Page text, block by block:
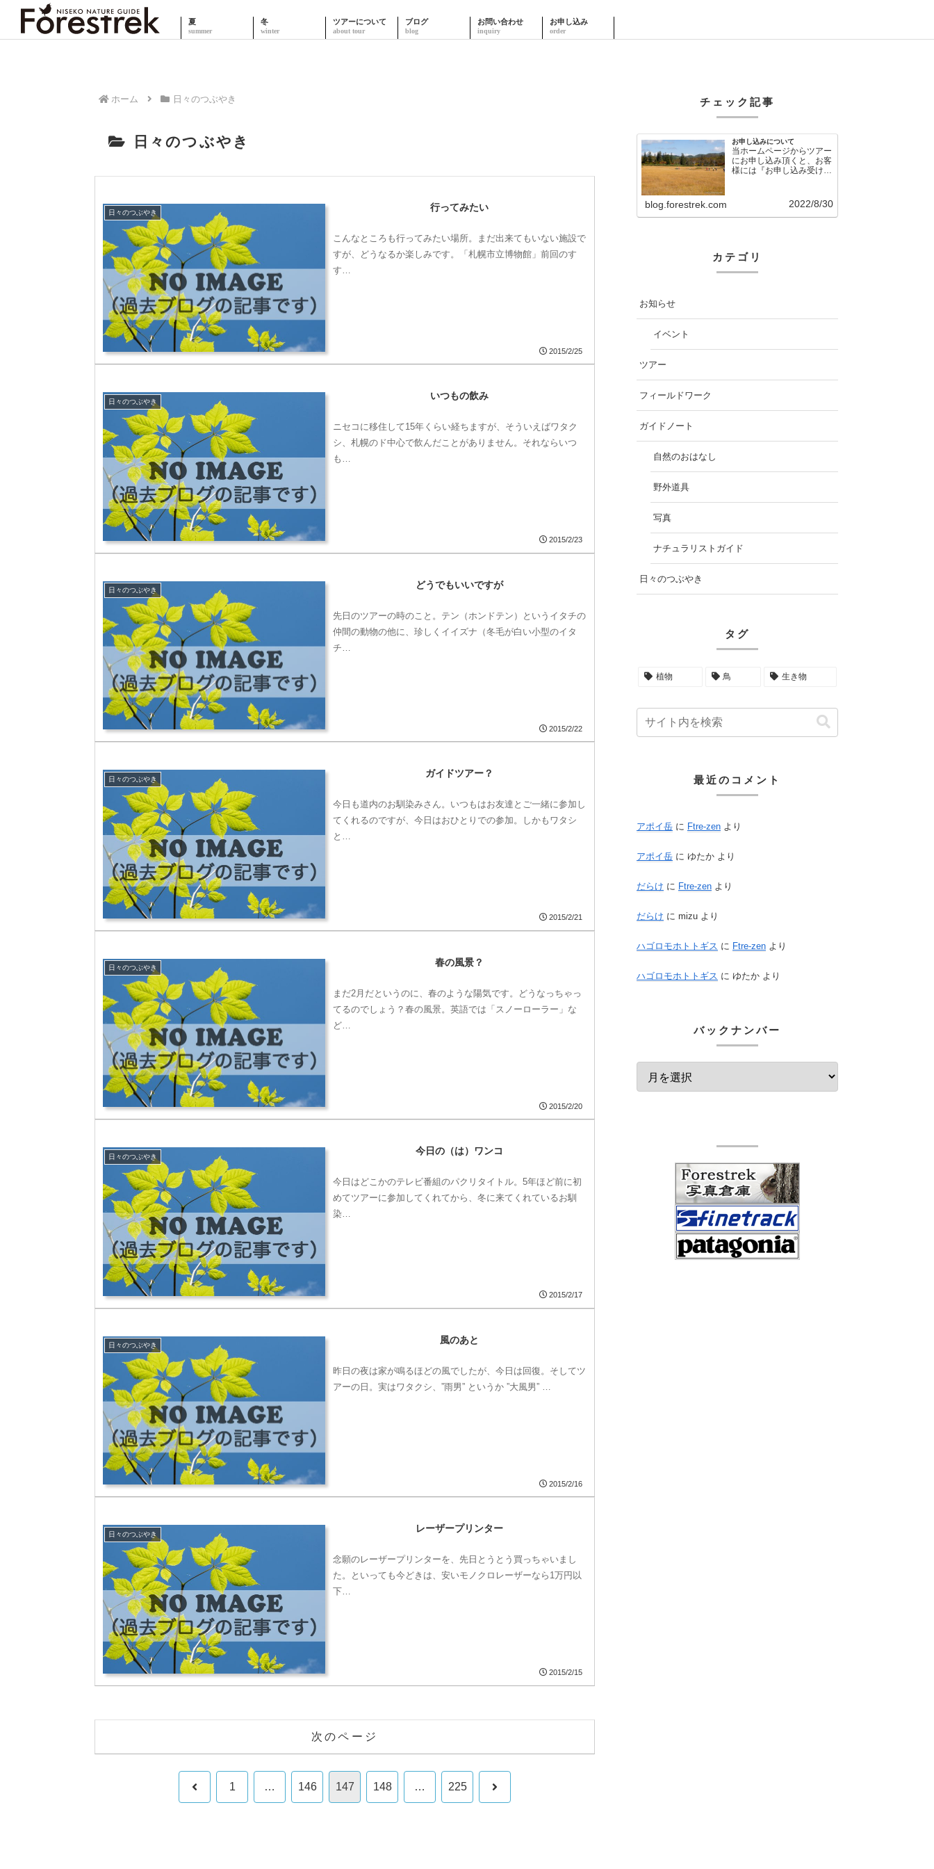
夏 冬 ツアーについて ブログ お問い合わせ お申し込み
ホーム 日々のつぶやき
日々のつぶやき
日々のつぶやき 行ってみたい
こんなところも行ってみたい場所。まだ出来てもいない施設で
すが、どうなるか楽しみです。「札幌市立博物館」前回のす
す…
2015/2/25
日々のつぶやき いつもの飲み
ニセコに移住して15年くらい経ちますが、そういえばワタク
シ、札幌のド中心で飲んだことがありません。それならいつ
も…
2015/2/23
日々のつぶやき どうでもいいですが
先日のツアーの時のこと。テン（ホンドテン）というイタチの
仲間の動物の他に、珍しくイイズナ（冬毛が白い小型のイタ
チ…
2015/2/22
日々のつぶやき ガイドツアー？
今日も道内のお馴染みさん。いつもはお友達とご一緒に参加し
てくれるのですが、今日はおひとりでの参加。しかもワタシ
と…
2015/2/21
日々のつぶやき 春の風景？
まだ2月だというのに、春のような陽気です。どうなっちゃっ
てるのでしょう？春の風景。英語では「スノーローラー」な
ど…
2015/2/20
日々のつぶやき 今日の（は）ワンコ
今日はどこかのテレビ番組のパクリタイトル。5年ほど前に初
めてツアーに参加してくれてから、冬に来てくれているお馴
染…
2015/2/17
日々のつぶやき 風のあと
昨日の夜は家が鳴るほどの風でしたが、今日は回復。そしてツ
アーの日。実はワタクシ、”雨男” というか ”大風男” …
2015/2/16
日々のつぶやき レーザープリンター
念願のレーザープリンターを、先日とうとう買っちゃいまし
た。といっても今どきは、安いモノクロレーザーなら1万円以
下…
2015/2/15
次のページ
前 1 … 146 147 148 … 225 次
チェック記事
お申し込みについて
当ホームページからツアー
にお申し込み頂くと、お客
様には『お申し込み受け付
blog.forestrek.com 2022/8/30
カテゴリ
お知らせ
イベント
ツアー
フィールドワーク
ガイドノート
自然のおはなし
野外道具
写真
ナチュラリストガイド
日々のつぶやき
タグ
植物 鳥 生き物
最近のコメント
アポイ岳 に Ftre-zen より
アポイ岳 に ゆたか より
だらけ に Ftre-zen より
だらけ に mizu より
ハゴロモホトトギス に Ftre-zen より
ハゴロモホトトギス に ゆたか より
バックナンバー